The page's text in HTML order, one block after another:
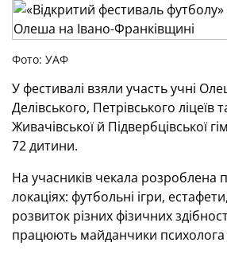
Фото: УАФ
У фестивалі взяли участь учні
Делівського, Петрівського ліцеїв
Живачівської й Підвербцівської
72 дитини.
На учасників чекала розроблена
локаціях: футбольні ігри,
розвиток різних фізичних
працюють майданчики психолога